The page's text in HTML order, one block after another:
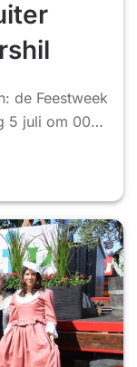
de Feestweek
5 juli om 00…